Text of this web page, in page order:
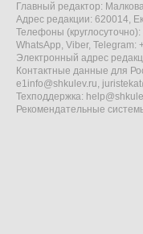
Главный редактор:
Адрес редакции: 620014,
Телефоны
WhatsApp, Viber, Telegram:
Электронный адрес
Контактные данные для
e1info@shkulev.ru,
Техподдержка:
Рекомендательные